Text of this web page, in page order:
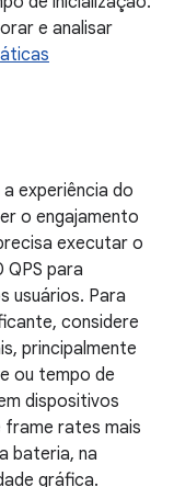
e analisar
experiência do
o engajamento
executar o
QPS para
usuários. Para
considere
principalmente
ou tempo de
dispositivos
frame rates mais
bateria, na
gráfica.